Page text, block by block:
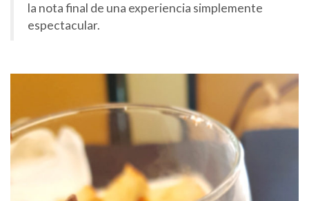
la nota final de una experiencia simplemente
espectacular.